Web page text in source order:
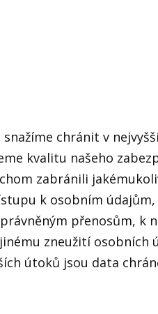
chránit v
kvalitu našeho
zabránili
k osobním údajům,
přenosům, k
zneužití osobních
útoků jsou data